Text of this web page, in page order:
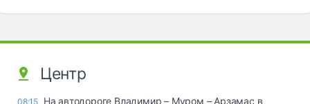
Центр
08:15 На автодороге Владимир – Муром – Арзамас в